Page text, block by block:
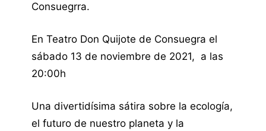
Consuegrra.
En Teatro Don Quijote de Consuegra el
sábado 13 de noviembre de 2021, a las
20:00h
Una divertidísima sátira sobre la ecología,
el futuro de nuestro planeta y la